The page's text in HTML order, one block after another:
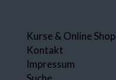
überspringen
Kurse & Online Shop
Kontakt
Impressum